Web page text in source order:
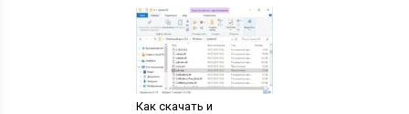
Как скачать и